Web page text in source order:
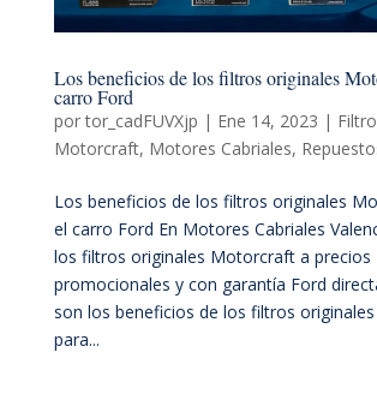
Los beneficios de los filtros originales
carro Ford
portor_cadFUVXjp | Ene 14, 2023 |
Motorcraft, Motores Cabriales,
Los beneficios de los filtros originales
el carro Ford En Motores Cabriales
los filtros originales Motorcraft a precios
promocionales y con garantía Ford
son los beneficios de los filtros
para...